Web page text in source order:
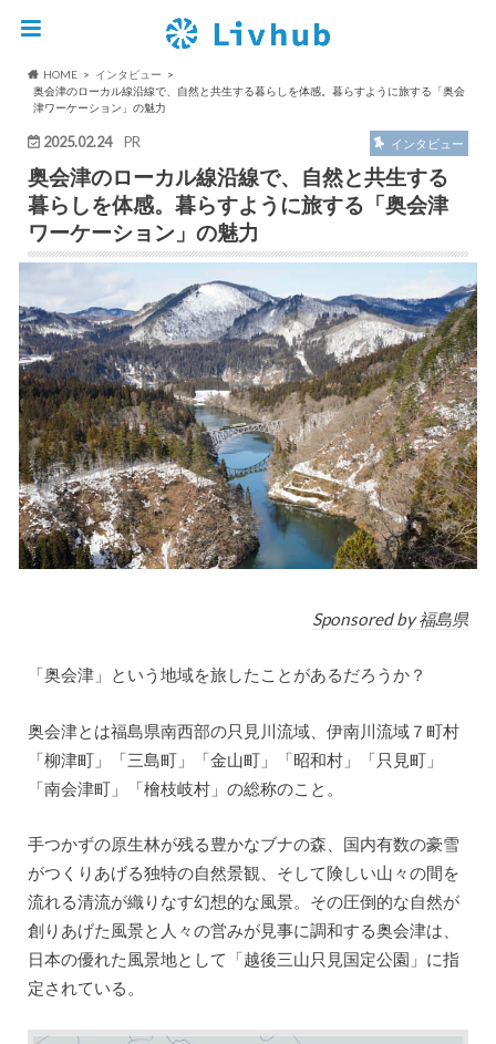
HOME
インタビュー
奥会津のローカル線沿線で、自然と共生する暮らしを体感。暮らすように旅する「奥会
津ワーケーション」の魅力
2025.02.24 PR インタビュー
奥会津のローカル線沿線で、自然と共生する
暮らしを体感。暮らすように旅する「奥会津
ワーケーション」の魅力
Sponsored by 福島県
「奥会津」という地域を旅したことがあるだろうか？
奥会津とは福島県南西部の只見川流域、伊南川流域７町村
「柳津町」「三島町」「金山町」「昭和村」「只見町」
「南会津町」「檜枝岐村」の総称のこと。
手つかずの原生林が残る豊かなブナの森、国内有数の豪雪
がつくりあげる独特の自然景観、そして険しい山々の間を
流れる清流が織りなす幻想的な風景。その圧倒的な自然が
創りあげた風景と人々の営みが見事に調和する奥会津は、
日本の優れた風景地として「越後三山只見国定公園」に指
定されている。